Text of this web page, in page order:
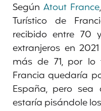
Según Atout France
Turístico de
recibido entre 70
extranjeros en
más de 71, por
Francia quedaría
España, pero sea
estaría pisándole